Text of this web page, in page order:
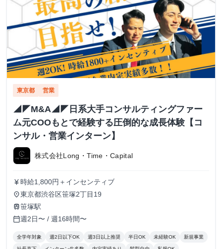
東京都 営業
◢◤M&A◢◤日系大手コンサルティングファー
ム元COOもとで経験する圧倒的な成長体験【コ
ンサル・営業インターン】
株式会社Long・Time・Capital
currency_yen 時給1,800円＋インセンティブ
place東京都渋谷区笹塚2丁目19
train笹塚駅
calendar_today週2日〜 / 週16時間〜
全学年対象 週2日以下OK 週3日以上推奨 半日OK 未経験OK 新規事業